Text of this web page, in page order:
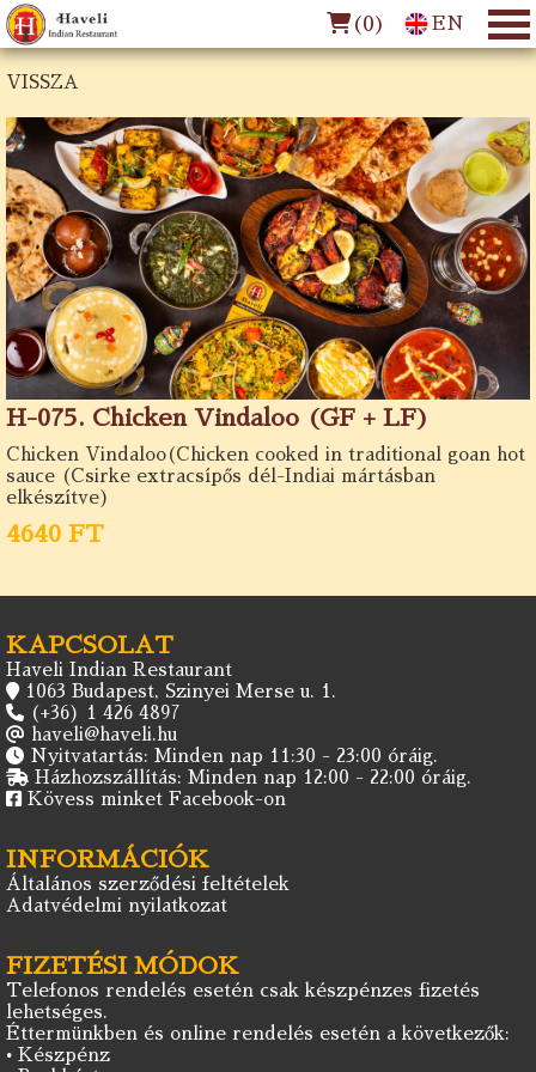
(0) EN
VISSZA
H-075. Chicken Vindaloo (GF + LF)
Chicken Vindaloo(Chicken cooked in traditional goan hot
sauce (Csirke extracsípős dél-Indiai mártásban
elkészítve)
4640 FT
KAPCSOLAT
Haveli Indian Restaurant
1063 Budapest, Szinyei Merse u. 1.
(+36) 1 426 4897
haveli@haveli.hu
Nyitvatartás: Minden nap 11:30 - 23:00 óráig.
Házhozszállítás: Minden nap 12:00 - 22:00 óráig.
Kövess minket Facebook-on
INFORMÁCIÓK
Általános szerződési feltételek
Adatvédelmi nyilatkozat
FIZETÉSI MÓDOK
Telefonos rendelés esetén csak készpénzes fizetés
lehetséges.
Éttermünkben és online rendelés esetén a következők:
• Készpénz